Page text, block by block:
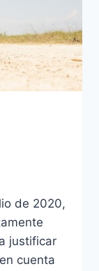
de 2020,
justificar
cuenta